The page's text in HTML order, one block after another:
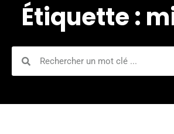
Étiquette :